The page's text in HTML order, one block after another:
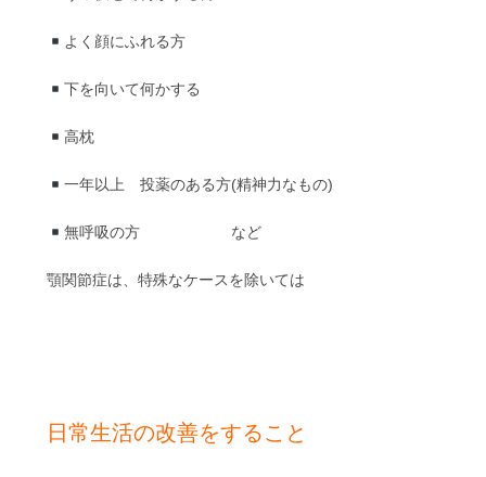
よく顔にふれる方
下を向いて何かする
高枕
一年以上 投薬のある方(精神力なもの)
無呼吸の方 など
顎関節症は、特殊なケースを除いては
日常生活の改善をすること